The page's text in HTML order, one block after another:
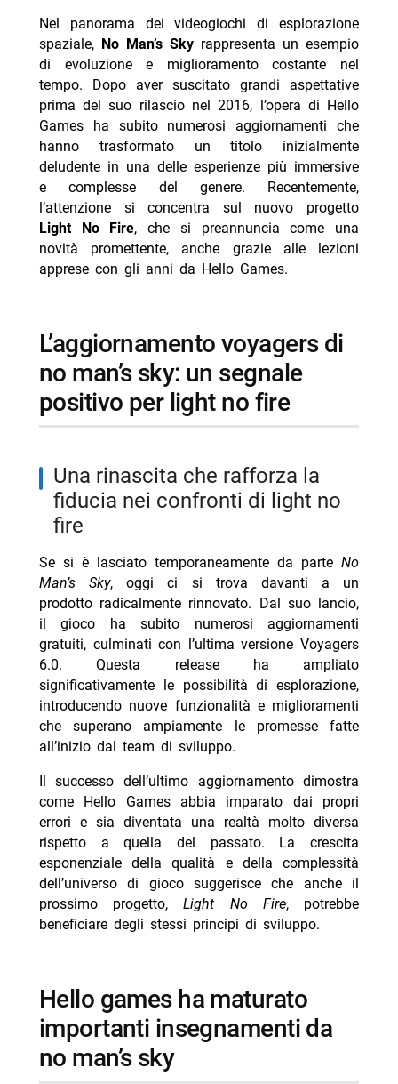
-- perché la fiducia nel futuro titolo è fondata sulla
crescita passata
- un futuro promettente per light no fire grazie alle
esperienze passate
-- RispondiAnnulla risposta
- Ascolti TV 6 agosto 2026: vince Battiti Live
- Un’estate ai Caraibi stasera su Rete 4: trama e cast
- Mbappé ed Ester Expósito coppia dell’estate 2026?
- Cecilia Rodriguez incinta? Moser scatena i rumors
Nel panorama dei videogiochi di esplorazione
spaziale, No Man’s Sky rappresenta un esempio
di evoluzione e miglioramento costante nel
tempo. Dopo aver suscitato grandi aspettative
prima del suo rilascio nel 2016, l’opera di Hello
Games ha subito numerosi aggiornamenti che
hanno trasformato un titolo inizialmente
deludente in una delle esperienze più immersive
e complesse del genere. Recentemente,
l’attenzione si concentra sul nuovo progetto
Light No Fire, che si preannuncia come una
novità promettente, anche grazie alle lezioni
apprese con gli anni da Hello Games.
l’aggiornamento voyagers di
no man’s sky: un segnale
positivo per light no fire
una rinascita che rafforza la
fiducia nei confronti di light no
fire
Se si è lasciato temporaneamente da parteNo
Man’s Sky, oggi ci si trova davanti a un
prodotto radicalmente rinnovato. Dal suo lancio,
il gioco ha subito numerosi aggiornamenti
gratuiti, culminati con l’ultima versione Voyagers
6.0. Questa release ha ampliato
significativamente le possibilità di esplorazione,
introducendo nuove funzionalità e miglioramenti
che superano ampiamente le promesse fatte
all’inizio dal team di sviluppo.
Il successo dell’ultimo aggiornamento dimostra
come Hello Games abbia imparato dai propri
errori e sia diventata una realtà molto diversa
rispetto a quella del passato. La crescita
esponenziale della qualità e della complessità
dell’universo di gioco suggerisce che anche il
prossimo progetto,Light No Fire, potrebbe
beneficiare degli stessi principi di sviluppo.
hello games ha maturato
importanti insegnamenti da
no man’s sky